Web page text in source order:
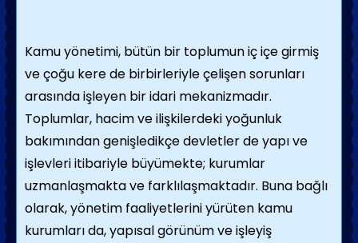
Kamu yönetimi, bütün bir toplumun iç içe girmiş
ve çoğu kere de birbirleriyle çelişen sorunları
arasında işleyen bir idari mekanizmadır.
Toplumlar, hacim ve ilişkilerdeki yoğunluk
bakımından genişledikçe devletler de yapı ve
işlevleri itibariyle büyümekte; kurumlar
uzmanlaşmakta ve farklılaşmaktadır. Buna bağlı
olarak, yönetim faaliyetlerini yürüten kamu
kurumları da, yapısal görünüm ve işleyiş